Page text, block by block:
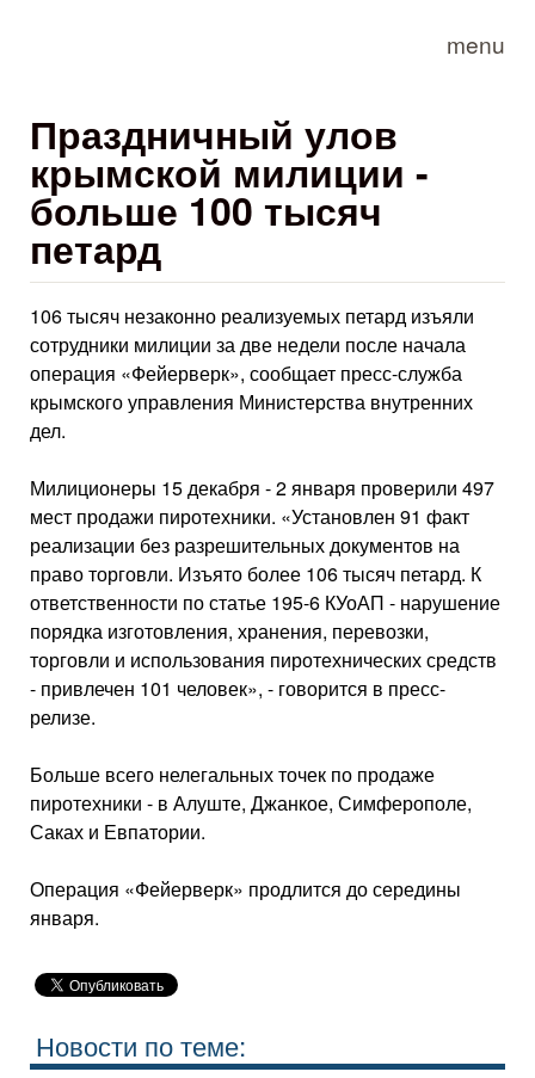
menu
Праздничный улов
крымской милиции -
больше 100 тысяч
петард
106 тысяч незаконно реализуемых петард изъяли
сотрудники милиции за две недели после начала
операция «Фейерверк», сообщает пресс-служба
крымского управления Министерства внутренних
дел.
Милиционеры 15 декабря - 2 января проверили 497
мест продажи пиротехники. «Установлен 91 факт
реализации без разрешительных документов на
право торговли. Изъято более 106 тысяч петард. К
ответственности по статье 195-6 КУоАП - нарушение
порядка изготовления, хранения, перевозки,
торговли и использования пиротехнических средств
- привлечен 101 человек», - говорится в пресс-
релизе.
Больше всего нелегальных точек по продаже
пиротехники - в Алуште, Джанкое, Симферополе,
Саках и Евпатории.
Операция «Фейерверк» продлится до середины
января.
Новости по теме: